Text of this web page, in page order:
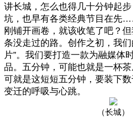
讲长城，怎么也得几十分钟起
坑，也早有各类经典节目在先
刚铺开画卷，就该收笔了吧？
条没走过的路。创作之初，我
片”。我们要打造一款为融媒体
品。五分钟，可能也就是一杯茶
可就是这短短五分钟，要装下
变迁的呼吸与心跳。
（长城）